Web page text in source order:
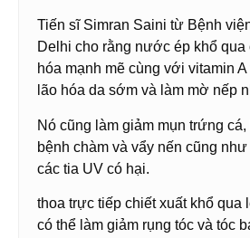
Tiến sĩ Simran Saini từ Bệnh
Delhi cho rằng nước ép khổ qua
hóa mạnh mẽ cùng với vitamin
lão hóa da sớm và làm mờ nếp
Nó cũng làm giảm mụn trứng
bệnh chàm và vẩy nến cũng
các tia UV có hại.
thoa trực tiếp chiết xuất khổ qua
có thể làm giảm rụng tóc và tóc